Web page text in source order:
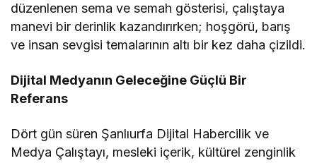
düzenlenen sema ve semah gösterisi, çalıştaya
manevi bir derinlik kazandırırken; hoşgörü, barış
ve insan sevgisi temalarının altı bir kez daha çizildi.
Dijital Medyanın Geleceğine Güçlü Bir
Referans
Dört gün süren Şanlıurfa Dijital Habercilik ve
Medya Çalıştayı, mesleki içerik, kültürel zenginlik